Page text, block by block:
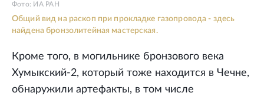
Общий вид на раскоп при прокладке газопровода - здесь
найдена бронзолитейная мастерская.
Фото: ИА РАН
Кроме того, в могильнике бронзового века
Хумыкский-2, который тоже находится в Чечне,
обнаружили артефакты, в том числе